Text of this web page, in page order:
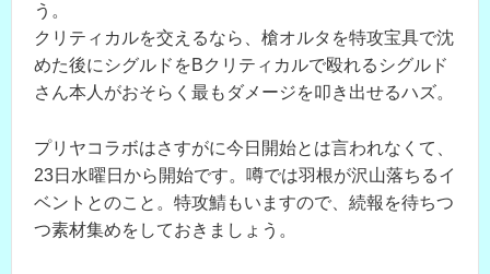
う。
クリティカルを交えるなら、槍オルタを特攻宝具で沈
めた後にシグルドをBクリティカルで殴れるシグルド
さん本人がおそらく最もダメージを叩き出せるハズ。
プリヤコラボはさすがに今日開始とは言われなくて、
23日水曜日から開始です。噂では羽根が沢山落ちるイ
ベントとのこと。特攻鯖もいますので、続報を待ちつ
つ素材集めをしておきましょう。